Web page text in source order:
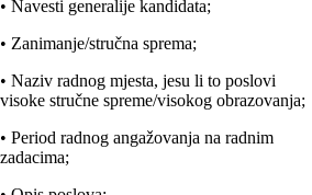
• Navesti generalije kandidata;
• Zanimanje/stručna sprema;
• Naziv radnog mjesta, jesu li to poslovi
visoke stručne spreme/visokog obrazovanja;
• Period radnog angažovanja na radnim
zadacima;